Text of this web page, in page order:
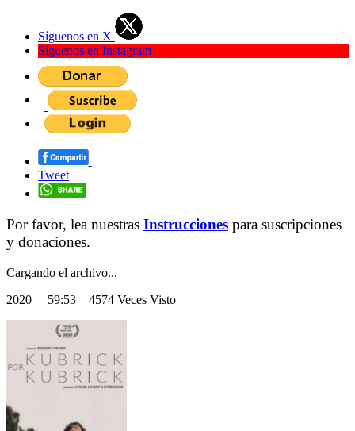
Síguenos en X
Síguenos en Instagram
Tweet
Por favor, lea nuestras Instrucciones para suscripciones
y donaciones.
Cargando el archivo...
2020 59:53 4574 Veces Visto